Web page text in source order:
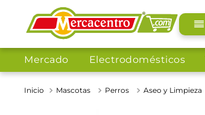
Mercado Electrodomésticos
Mascotas Perros Aseo y Limpieza